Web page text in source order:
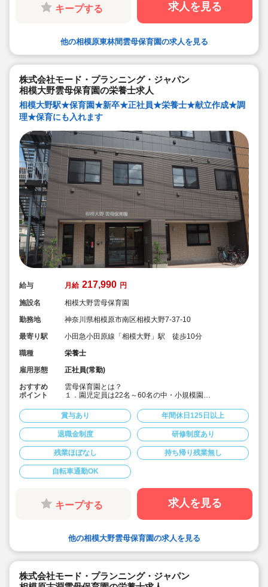
【クッキング保育】
月に1回程度、クッキング保育を取り入れ、子どもたちの
の買い出しに行くこともあります！
管理栄養士・栄養士も交代で保育に入っています。子ど
もたちの様子を間近で見ることで、1人1人に合った食の
面から成長を支えています。
３．保護者との『5分間対話』
毎日、お迎えの際に保護者の方とお話します。保護者の
方との何気ない会話、管理栄養士・栄養士としてのみな
スを行い、信頼関係を培っていきます。
そして、雲母保育園の売りは何と言っても
『働いている職員みなさん』です！
キープする 求人を見る
他の相模原東林間雲母保育園の求人を見る
株式会社モード・プランニング・ジャパン
相模大野雲母保育園の栄養士求人
相模大野駅★保育園★新卒★正社員★栄養士★献立作成★調
理★保育にも入れます
給与 月給 217,990 円
施設名
相模大野雲母保育園
勤務地
神奈川県相模原市南区相模大野7-37-10
最寄り駅
小田急小田原線「相模大野」駅 徒歩10分
職種
栄養士
雇用形態
正社員(常勤)
おすすめ
ポイント
雲母保育園とは？
１．園児定員は22名～60名の中・小規模園
長を見守ることができます。
２．食育へのこだわりがすごい！
各園、管理栄養士・栄養士を複数名配置しています。独
自の食育への取り組みは以下です。
【オリジナルの献立作成】
各園、毎月自由にテーマを決めて献立を作成。
(例)「世界の料理を和風アレンジ給食」・「日本の郷土料
理献立」など、地域の特性や子ども達の好みを取り入れ
【クッキング保育】
月に1回程度、クッキング保育を取り入れ、子どもたちの
の買い出しに行くこともあります！
管理栄養士・栄養士も交代で保育に入っています。子ど
もたちの様子を間近で見ることで、1人1人に合った食の
面から成長を支えています。
賞与あり 年間休日125日以上
退職金制度 研修制度あり
残業ほぼなし 持ち帰り残業無し
自転車通勤OK
キープする 求人を見る
他の相模大野雲母保育園の求人を見る
株式会社モード・プランニング・ジャパン